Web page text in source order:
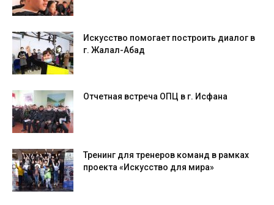
Искусство помогает построить диалог в
г. Жалал-Абад
Отчетная встреча ОПЦ в г. Исфана
Тренинг для тренеров команд в рамках
проекта «Искусство для мира»